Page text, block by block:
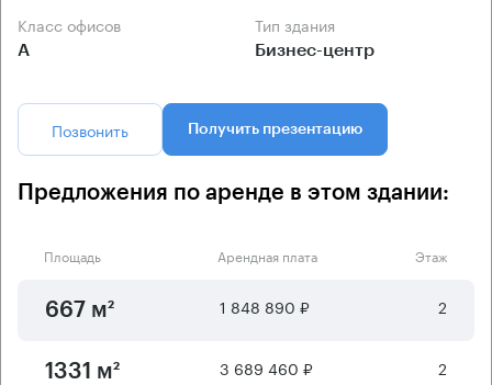
Класс офисов
А
Тип здания
Бизнес-центр
Позвонить Получить презентацию
Предложения по аренде в этом здании:
Площадь Арендная плата Этаж
667 м² 1 848 890 ₽ 2
1331 м² 3 689 460 ₽ 2